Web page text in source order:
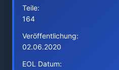
Teile:
164
Veröffentlichung:
02.06.2020
EOL Datum: